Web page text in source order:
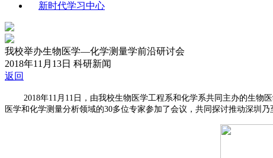
新时代学习中心
我校举办生物医学—化学测量学前沿研讨会
2018年11月13日 科研新闻
返回
2018年11月11日，由我校生物医学工程系和化学系共同主办的生物
医学和化学测量分析领域的30多位专家参加了会议，共同探讨推动深圳